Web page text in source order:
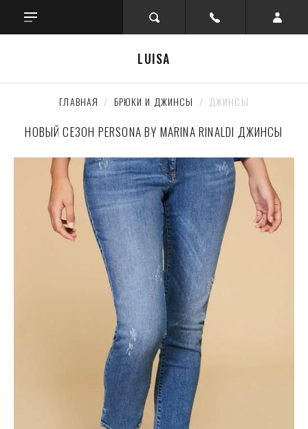
LUISA
ГЛАВНАЯ
  /
БРЮКИ И ДЖИНСЫ
  /  ДЖИНСЫ
НОВЫЙ СЕЗОН PERSONA BY MARINA RINALDI ДЖИНСЫ